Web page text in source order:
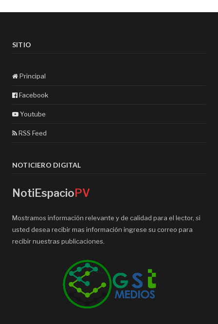
SITIO
Principal
Facebook
Youtube
RSS Feed
NOTICIERO DIGITAL
NotiEspacio PV
Mostramos información relevante y de calidad para el lector, si
usted desea recibir mas información ingrese su correo para
recibir nuestras publicaciones.